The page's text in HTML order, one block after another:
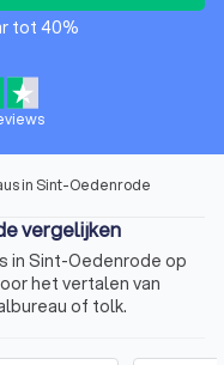
tot 40%
in Sint-Oedenrode
vergelijken
in Sint-Oedenrode op
het vertalen van
of tolk.